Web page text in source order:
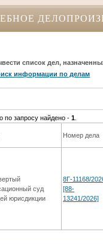
список дел,
информации по делам
по запросу найдено -1
Номер дела
суд
юрисдикции
8Г-11168/
[88-
13241/2026]